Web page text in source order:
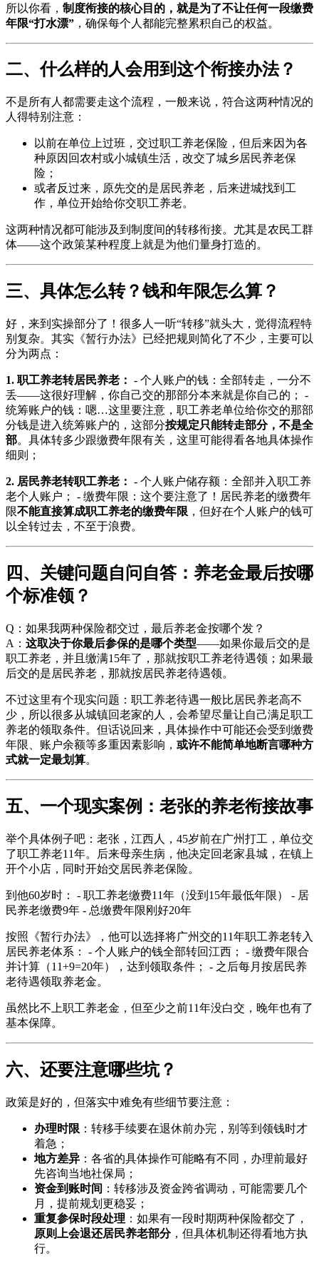
所以你看， 制度衔接的核心目的，就是为了不让任何一段缴费
年限“打水漂” ，确保每个人都能完整累积自己的权益。
二、什么样的人会用到这个衔接办法？
不是所有人都需要走这个流程，一般来说，符合这两种情况的
人得特别注意：
以前在单位上过班，交过职工养老保险，但后来因为各
种原因回农村或小城镇生活，改交了城乡居民养老保
险；
或者反过来，原先交的是居民养老，后来进城找到工
作，单位开始给你交职工养老。
这两种情况都可能涉及到制度间的转移衔接。尤其是农民工群
体——这个政策某种程度上就是为他们量身打造的。
三、具体怎么转？钱和年限怎么算？
好，来到实操部分了！很多人一听“转移”就头大，觉得流程特
别复杂。其实《暂行办法》已经把规则简化了不少，主要可以
分为两点：
1. 职工养老转居民养老： - 个人账户的钱：全部转走，一分不
丢——这很好理解，你自己交的那部分本来就是你自己的； -
统筹账户的钱：嗯…这里要注意，职工养老单位给你交的那部
分钱是进入统筹账户的，这部分按规定只能转走部分，不是全
部。具体转多少跟缴费年限有关，这里可能得看各地具体操作
细则；
2. 居民养老转职工养老： - 个人账户储存额：全部并入职工养
老个人账户； - 缴费年限：这个要注意了！居民养老的缴费年
限不能直接算成职工养老的缴费年限 ，但好在个人账户的钱可
以全转过去，不至于浪费。
四、关键问题自问自答：养老金最后按哪
个标准领？
Q：如果我两种保险都交过，最后养老金按哪个发？
A： 这取决于你最后参保的是哪个类型——如果你最后交的是
职工养老，并且缴满15年了，那就按职工养老待遇领；如果最
后交的是居民养老，那就按居民养老待遇领。
不过这里有个现实问题：职工养老待遇一般比居民养老高不
少，所以很多从城镇回老家的人，会希望尽量让自己满足职工
养老的领取条件。但话说回来，具体操作中可能还会受到缴费
年限、账户余额等多重因素影响， 或许不能简单地断言哪种方
式就一定最划算。
五、一个现实案例：老张的养老衔接故事
举个具体例子吧：老张，江西人，45岁前在广州打工，单位交
了职工养老11年。后来母亲生病，他决定回老家县城，在镇上
开个小店，同时开始交居民养老保险。
到他60岁时： - 职工养老缴费11年（没到15年最低年限） - 居
民养老缴费9年 - 总缴费年限刚好20年
按照《暂行办法》，他可以选择将广州交的11年职工养老转入
居民养老体系： - 个人账户的钱全部转回江西； - 缴费年限合
并计算（11+9=20年），达到领取条件； - 之后每月按居民养
老待遇领取养老金。
虽然比不上职工养老金，但至少之前11年没白交，晚年也有了
基本保障。
六、还要注意哪些坑？
政策是好的，但落实中难免有些细节要注意：
办理时限 ：转移手续要在退休前办完，别等到领钱时才
着急；
地方差异 ：各省的具体操作可能略有不同，办理前最好
先咨询当地社保局；
资金到账时间 ：转移涉及资金跨省调动，可能需要几个
月，提前规划更稳妥；
重复参保时段处理 ：如果有一段时期两种保险都交了，
原则上会退还居民养老部分，但具体机制还得看地方执
行。